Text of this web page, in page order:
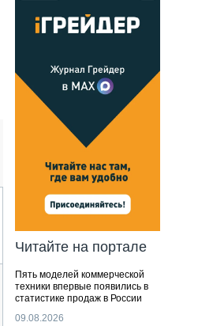
Читайте на портале
Пять моделей коммерческой
техники впервые появились в
статистике продаж в России
09.08.2026